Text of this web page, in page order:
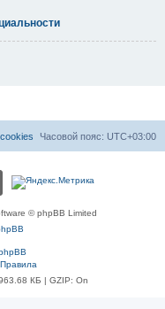
Часовой пояс: UTC+03:00
© phpBB Limited
Правила
КБ | GZIP: On